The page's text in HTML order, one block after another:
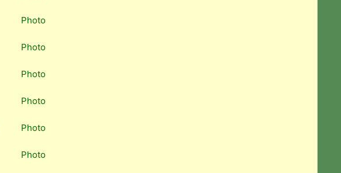
Photo
Photo
Photo
Photo
Photo
Photo